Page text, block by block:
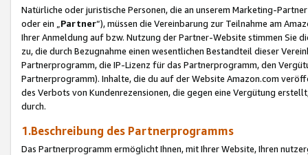
Natürliche oder juristische Personen, die an unserem Marketing-
oder ein „Partner“), müssen die Vereinbarung zur Teilnahme am
Ihrer Anmeldung auf bzw. Nutzung der Partner-Website stimmen Sie
zu, die durch Bezugnahme einen wesentlichen Bestandteil dieser
Partnerprogramm, die IP-Lizenz für das Partnerprogramm, den
Partnerprogramm). Inhalte, die du auf der Website Amazon.com
des Verbots von Kundenrezensionen, die gegen eine Vergütung
durch.
1.Beschreibung des Partnerprogramms
Das Partnerprogramm ermöglicht Ihnen, mit Ihrer Website, Ihren